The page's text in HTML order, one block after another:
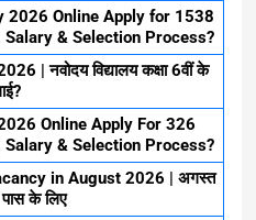
2026 Online Apply for 1538
& Selection Process?
| नवोदय विद्यालय कक्षा 6वीं के
Online Apply For 326
& Selection Process?
in August 2026 | अगस्त
पास के लिए